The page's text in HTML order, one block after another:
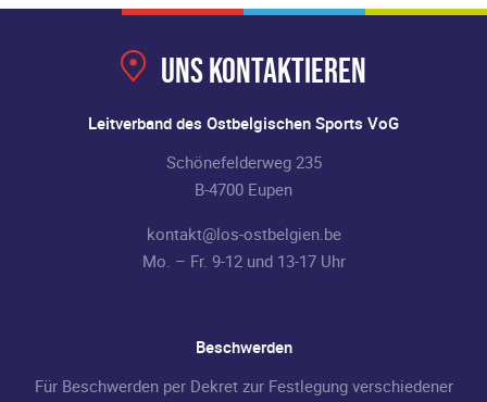
Uns kontaktieren
Leitverband des Ostbelgischen Sports VoG
Schönefelderweg 235
B-4700 Eupen
kontakt@los-ostbelgien.be
Mo. – Fr. 9-12 und 13-17 Uhr
Beschwerden
Für Beschwerden per Dekret zur Festlegung verschiedener